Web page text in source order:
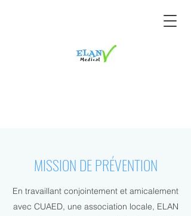
MISSION DE PRÉVENTION
En travaillant conjointement et amicalement
avec CUAED, une association locale, ELAN